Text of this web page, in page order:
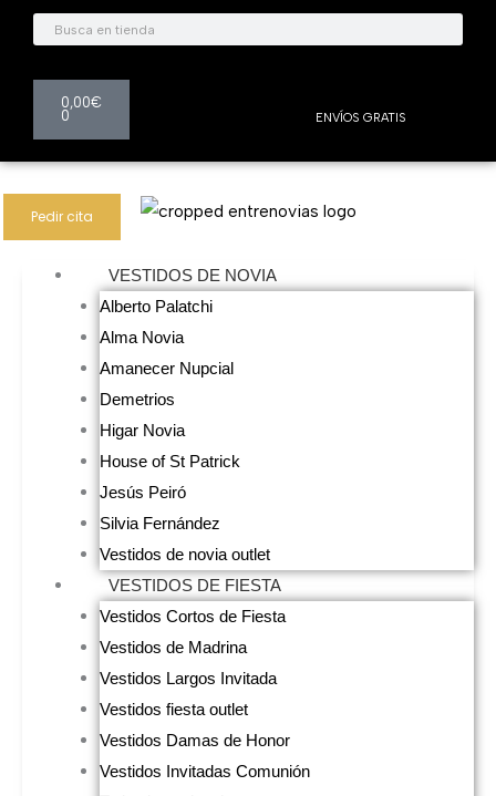
contenido
Buscar
Buscar
0,00€
0
Carrito
ENVÍOS GRATIS
VESTIDOS DE NOVIA
Alberto Palatchi
Alma Novia
Amanecer Nupcial
Demetrios
Higar Novia
House of St Patrick
Jesús Peiró
Silvia Fernández
Vestidos de novia outlet
VESTIDOS DE FIESTA
Vestidos Cortos de Fiesta
Vestidos de Madrina
Vestidos Largos Invitada
Vestidos fiesta outlet
Vestidos Damas de Honor
Vestidos Invitadas Comunión
Pedir cita